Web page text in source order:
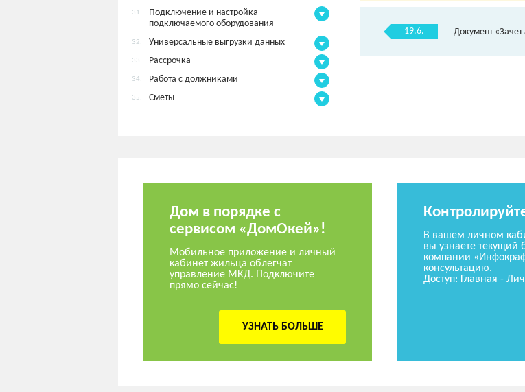
31.
Подключение и настройка
подключаемого оборудования
32. Универсальные выгрузки данных
33. Рассрочка
34. Работа с должниками
35. Сметы
19.6. Документ «Зачет
Дом в порядке с
сервисом «ДомОкей»!
Мобильное приложение и личный
кабинет жильца облегчат
управление МКД. Подключите
прямо сейчас!
УЗНАТЬ БОЛЬШЕ
В вашем личном
вы узнаете текущий
компании
консультацию.
Доступ: Главная -